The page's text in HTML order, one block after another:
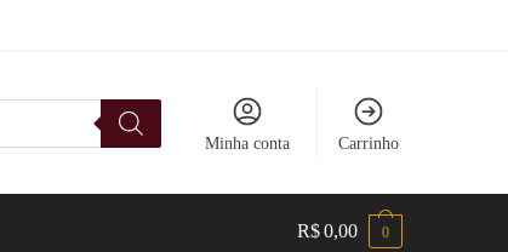
Minha conta Carrinho
R$0,00 0